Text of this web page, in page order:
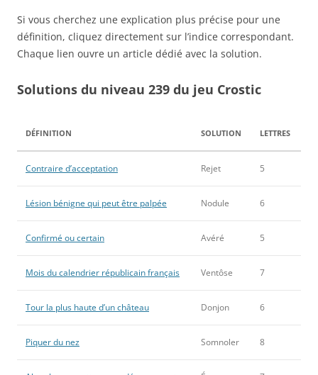
Si vous cherchez une explication plus précise pour une
définition, cliquez directement sur l’indice correspondant.
Chaque lien ouvre un article dédié avec la solution.
Solutions du niveau 239 du jeu Crostic
DÉFINITION SOLUTION LETTRES
Contraire d’acceptation Rejet 5
Lésion bénigne qui peut être palpée Nodule 6
Confirmé ou certain Avéré 5
Mois du calendrier républicain français Ventôse 7
Tour la plus haute d’un château Donjon 6
Piquer du nez Somnoler 8